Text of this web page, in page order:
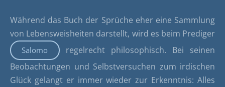
Während das Buch der Sprüche eher eine Sammlung
von Lebensweisheiten darstellt, wird es beim Prediger
Salomo
regelrecht philosophisch. Bei seinen
Beobachtungen und Selbstversuchen zum irdischen
Glück gelangt er immer wieder zur Erkenntnis: Alles